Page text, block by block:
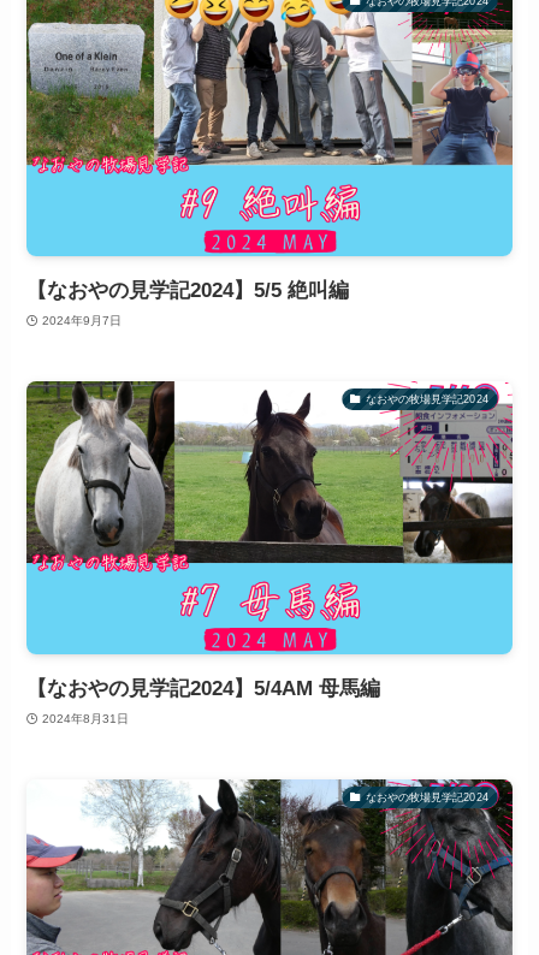
【なおやの見学記2024】5/5 絶叫編
2024年9月7日
なおやの牧場見学記2024
【なおやの見学記2024】5/4AM 母馬編
2024年8月31日
なおやの牧場見学記2024